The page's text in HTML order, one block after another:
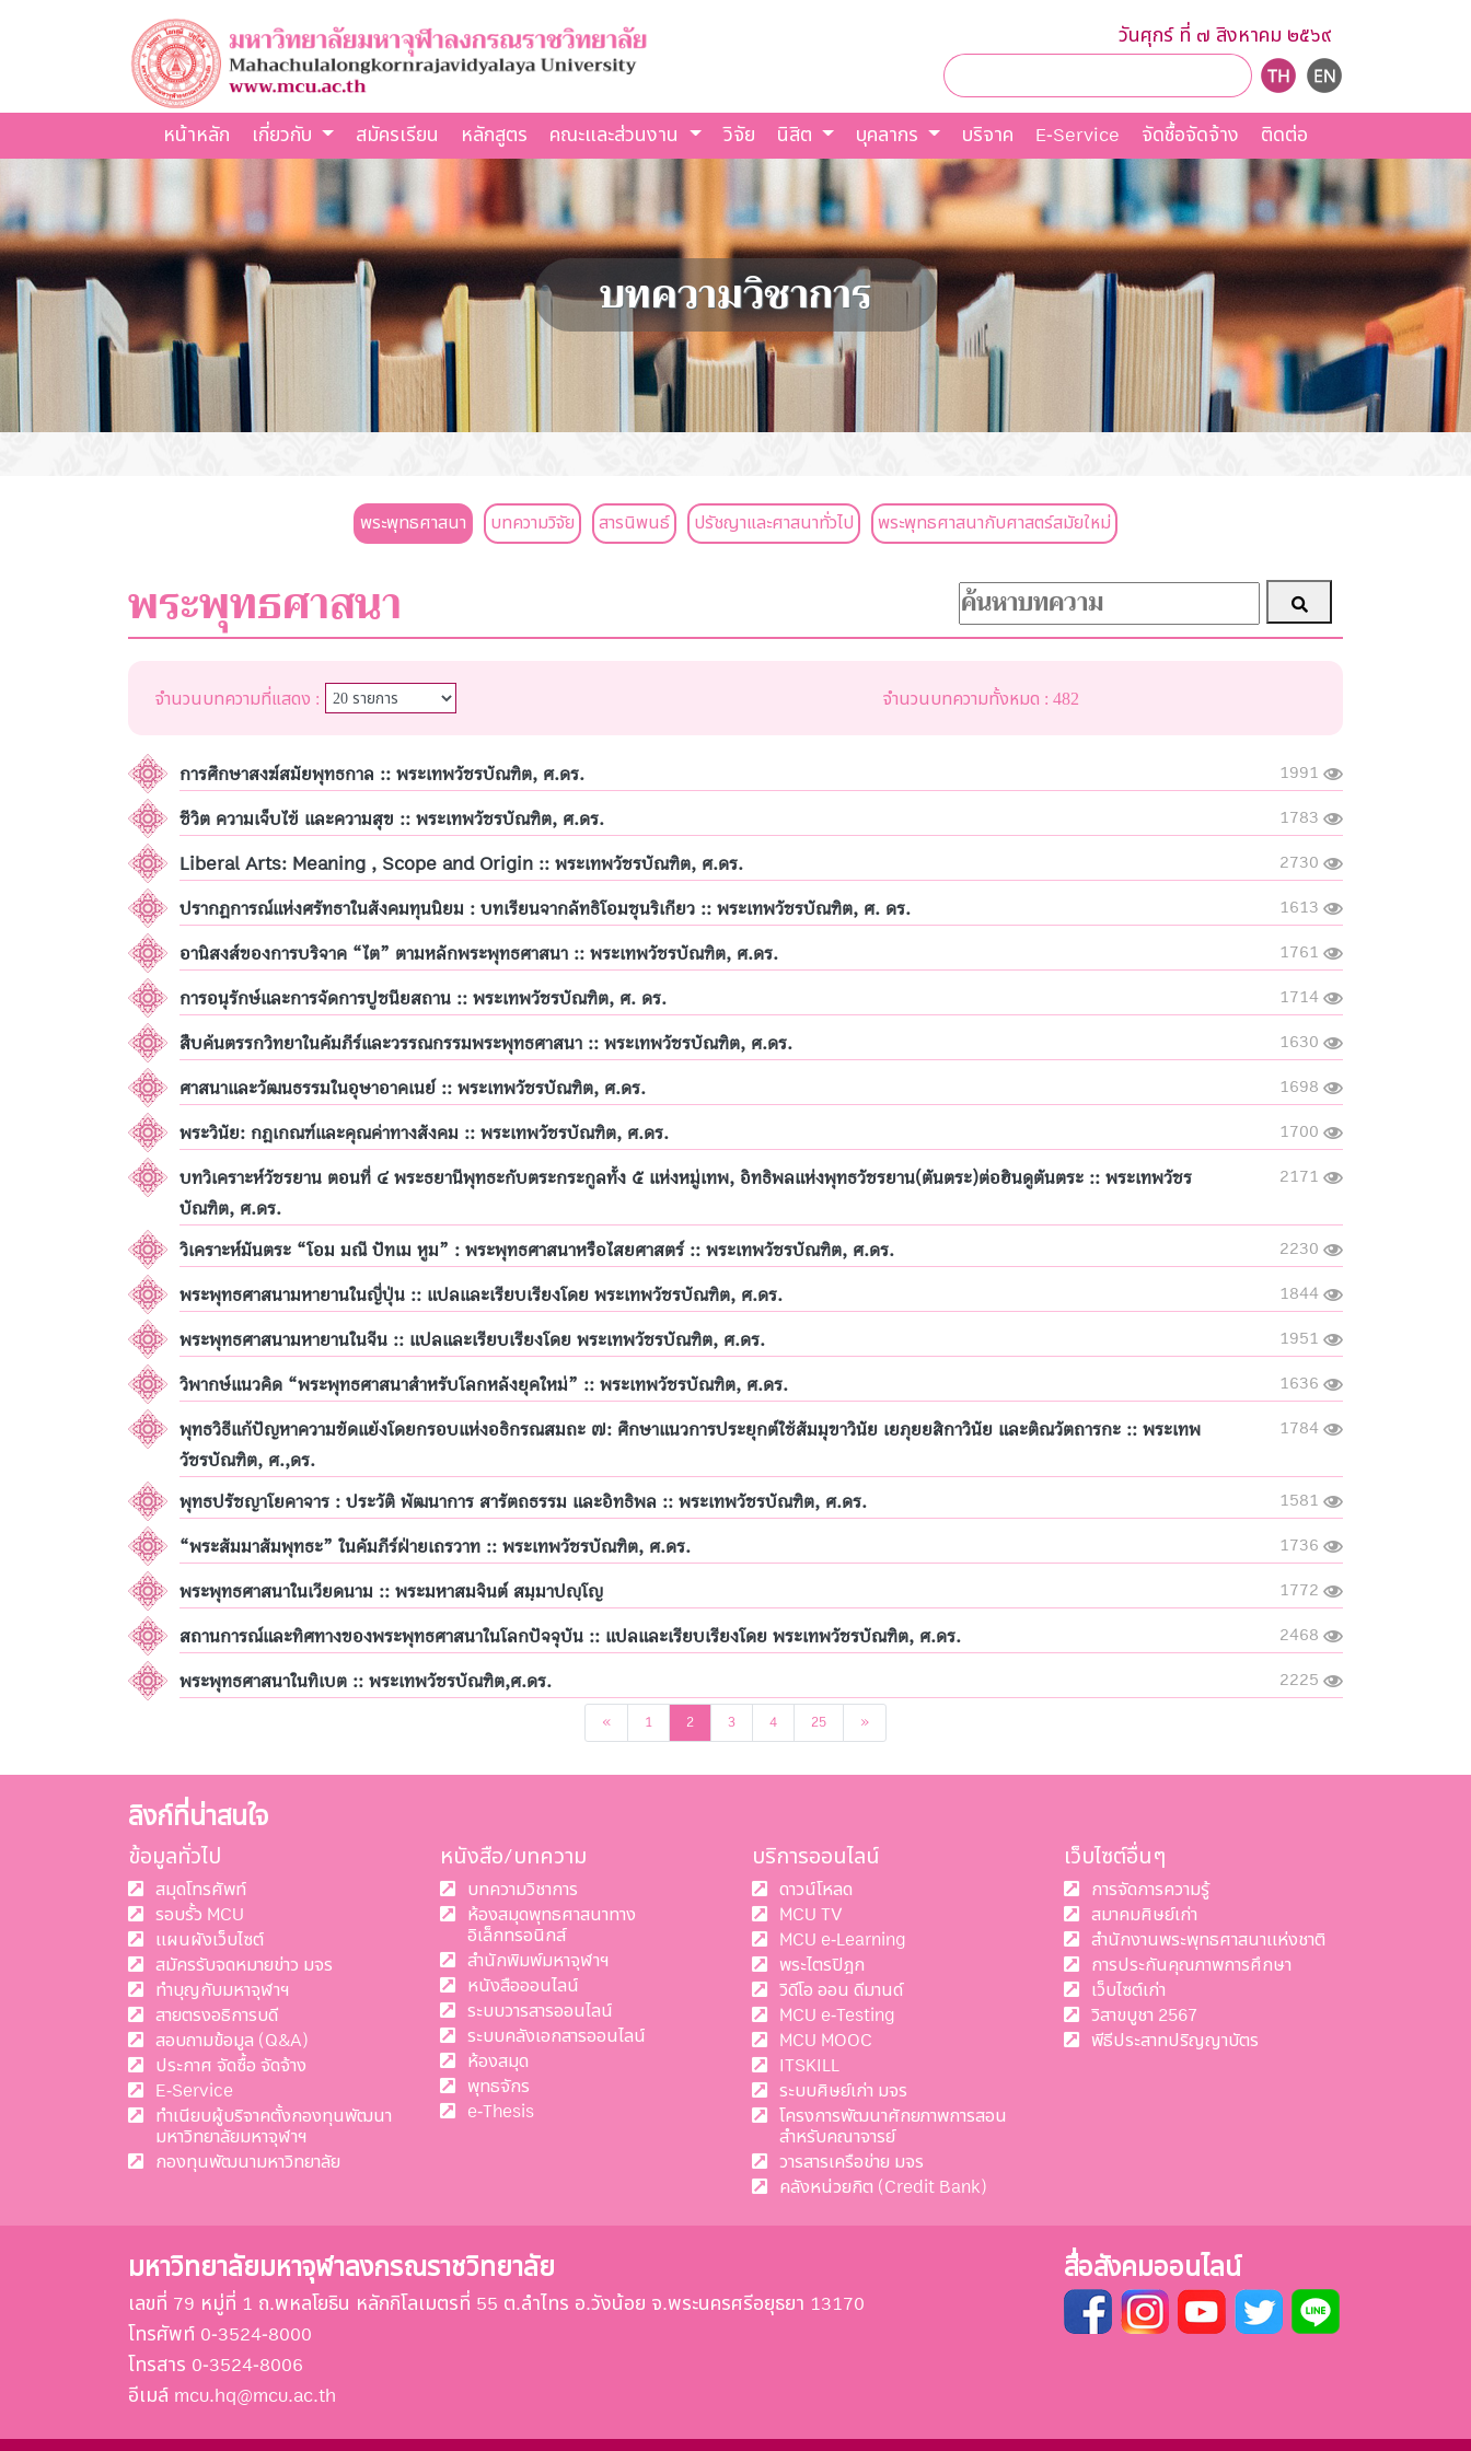
วันศุกร์ ที่ ๗ สิงหาคม ๒๕๖๙
หน้าหลัก เกี่ยวกับ สมัครเรียน หลักสูตร คณะและส่วนงาน วิจัย นิสิต บุคลากร บริจาค E-Service จัดชื้อจัดจ้าง ติดต่อ
บทความวิชาการ
พระพุทธศาสนา บทความวิจัย สารนิพนธ์ ปรัชญาและศาสนาทั่วไป พระพุทธศาสนากับศาสตร์สมัยใหม่
พระพุทธศาสนา
จำนวนบทความที่แสดง : จำนวนบทความทั้งหมด : 482
การศึกษาสงฆ์สมัยพุทธกาล :: พระเทพวัชรบัณฑิต, ศ.ดร. 1991
ชีวิต ความเจ็บไข้ และความสุข :: พระเทพวัชรบัณฑิต, ศ.ดร. 1783
Liberal Arts: Meaning , Scope and Origin :: พระเทพวัชรบัณฑิต, ศ.ดร. 2730
ปรากฏการณ์แห่งศรัทธาในสังคมทุนนิยม : บทเรียนจากลัทธิโอมชุนริเกียว :: พระเทพวัชรบัณฑิต, ศ. ดร. 1613
อานิสงส์ของการบริจาค “ไต” ตามหลักพระพุทธศาสนา :: พระเทพวัชรบัณฑิต, ศ.ดร. 1761
การอนุรักษ์และการจัดการปูชนียสถาน :: พระเทพวัชรบัณฑิต, ศ. ดร. 1714
สืบค้นตรรกวิทยาในคัมภีร์และวรรณกรรมพระพุทธศาสนา :: พระเทพวัชรบัณฑิต, ศ.ดร. 1630
ศาสนาและวัฒนธรรมในอุษาอาคเนย์ :: พระเทพวัชรบัณฑิต, ศ.ดร. 1698
พระวินัย: กฎเกณฑ์และคุณค่าทางสังคม :: พระเทพวัชรบัณฑิต, ศ.ดร. 1700
บทวิเคราะห์วัชรยาน ตอนที่ ๔ พระธยานีพุทธะกับตระกระกูลทั้ง ๕ แห่งหมู่เทพ, อิทธิพลแห่งพุทธวัชรยาน(ตันตระ)ต่อฮินดูตันตระ :: พระเทพวัชร
บัณฑิต, ศ.ดร.
2171
วิเคราะห์มันตระ “โอม มณี ปัทเม หูม” : พระพุทธศาสนาหรือไสยศาสตร์ :: พระเทพวัชรบัณฑิต, ศ.ดร. 2230
พระพุทธศาสนามหายานในญี่ปุ่น :: แปลและเรียบเรียงโดย พระเทพวัชรบัณฑิต, ศ.ดร. 1844
พระพุทธศาสนามหายานในจีน :: แปลและเรียบเรียงโดย พระเทพวัชรบัณฑิต, ศ.ดร. 1951
วิพากษ์แนวคิด “พระพุทธศาสนาสำหรับโลกหลังยุคใหม่” :: พระเทพวัชรบัณฑิต, ศ.ดร. 1636
พุทธวิธีแก้ปัญหาความขัดแย้งโดยกรอบแห่งอธิกรณสมถะ ๗: ศึกษาแนวการประยุกต์ใช้สัมมุขาวินัย เยภุยยสิกาวินัย และติณวัตถารกะ :: พระเทพ
วัชรบัณฑิต, ศ.,ดร.
1784
พุทธปรัชญาโยคาจาร : ประวัติ พัฒนาการ สารัตถธรรม และอิทธิพล :: พระเทพวัชรบัณฑิต, ศ.ดร. 1581
“พระสัมมาสัมพุทธะ” ในคัมภีร์ฝ่ายเถรวาท :: พระเทพวัชรบัณฑิต, ศ.ดร. 1736
พระพุทธศาสนาในเวียดนาม :: พระมหาสมจินต์ สมฺมาปญฺโญ 1772
สถานการณ์และทิศทางของพระพุทธศาสนาในโลกปัจจุบัน :: แปลและเรียบเรียงโดย พระเทพวัชรบัณฑิต, ศ.ดร. 2468
พระพุทธศาสนาในทิเบต :: พระเทพวัชรบัณฑิต,ศ.ดร. 2225
«ก่อนหน้า1 2 3 4 25 »ถัดไป
ลิงก์ที่น่าสนใจ
ข้อมูลทั่วไป
สมุดโทรศัพท์
รอบรั้ว MCU
แผนผังเว็บไซต์
สมัครรับจดหมายข่าว มจร
ทำบุญกับมหาจุฬาฯ
สายตรงอธิการบดี
สอบถามข้อมูล (Q&A)
ประกาศ จัดซื้อ จัดจ้าง
E-Service
ทำเนียบผู้บริจาคตั้งกองทุนพัฒนา
มหาวิทยาลัยมหาจุฬาฯ
กองทุนพัฒนามหาวิทยาลัย
หนังสือ/บทความ
บทความวิชาการ
ห้องสมุดพุทธศาสนาทาง
อิเล็กทรอนิกส์
สำนักพิมพ์มหาจุฬาฯ
หนังสือออนไลน์
ระบบวารสารออนไลน์
ระบบคลังเอกสารออนไลน์
ห้องสมุด
พุทธจักร
e-Thesis
บริการออนไลน์
ดาวน์โหลด
MCU TV
MCU e-Learning
พระไตรปิฎก
วิดีโอ ออน ดีมานด์
MCU e-Testing
MCU MOOC
ITSKILL
ระบบศิษย์เก่า มจร
โครงการพัฒนาศักยภาพการสอน
สำหรับคณาจารย์
วารสารเครือข่าย มจร
คลังหน่วยกิต (Credit Bank)
เว็บไซต์อื่นๆ
การจัดการความรู้
สมาคมศิษย์เก่า
สำนักงานพระพุทธศาสนาแห่งชาติ
การประกันคุณภาพการศึกษา
เว็บไซต์เก่า
วิสาขบูชา 2567
พีธีประสาทปริญญาบัตร
มหาวิทยาลัยมหาจุฬาลงกรณราชวิทยาลัย
เลขที่ 79 หมู่ที่ 1 ถ.พหลโยธิน หลักกิโลเมตรที่ 55 ต.ลำไทร อ.วังน้อย จ.พระนครศรีอยุธยา 13170
โทรศัพท์ 0-3524-8000
โทรสาร 0-3524-8006
อีเมล์ mcu.hq@mcu.ac.th
สื่อสังคมออนไลน์